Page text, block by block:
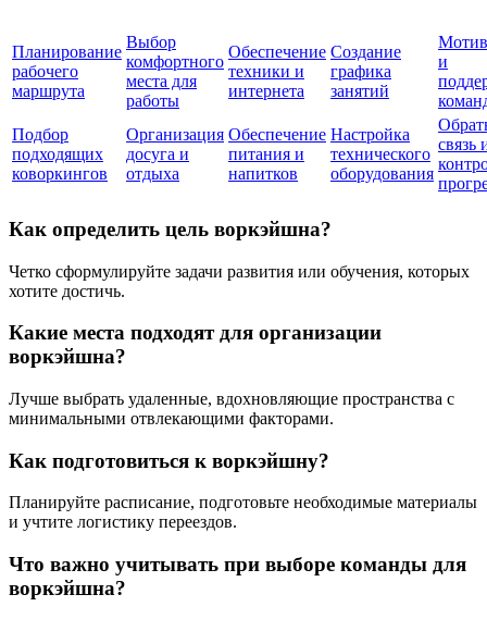
Планирование
рабочего
маршрута
Выбор
комфортного
места для
работы
Обеспечение
техники и
интернета
Создание
графика
занятий
и
Подбор
подходящих
коворкингов
Организация
досуга и
отдыха
Обеспечение
питания и
напитков
Настройка
технического
оборудования
связь
Как определить цель воркэйшна?
Четко сформулируйте задачи развития или обучения, которых
хотите достичь.
Какие места подходят для организации
воркэйшна?
Лучше выбрать удаленные, вдохновляющие пространства с
минимальными отвлекающими факторами.
Как подготовиться к воркэйшну?
Планируйте расписание, подготовьте необходимые материалы
и учтите логистику переездов.
Что важно учитывать при выборе команды для
воркэйшна?